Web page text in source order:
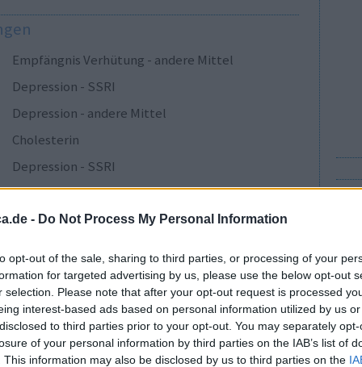
- Do Not Process My Personal Information
opt-out of the sale, sharing to third parties, or processing of your
for targeted advertising by us, please use the below opt-out
selection. Please note that after your opt-out request is processed
interest-based ads based on personal information utilized by us
to third parties prior to your opt-out. You may separately
of your personal information by third parties on the IAB’s list of
This information may also be disclosed by us to third parties on the
Empfängnis Verhütung - andere Mittel
Depression - SSRI
Depression - andere Mittel
Cholesterin
Depression - SSRI
Sucht
Depression - SSRI
Depression - SSRI
Magen - Protonenpumpenhemmer
Depression - andere Mittel
Antibiotika - Penizilline (breit)